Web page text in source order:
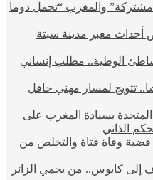
والمغرب “تحمل دوما
أحداث معبر مدينة سبتة
الوطية.. مطلب إنساني
تتويج لمسار مهني حافل
بسيادة المغرب على
الذاتي
أشخاص في قضية وفاة فتاة والتخلص من
إلى كابوس.. من يحمي الزائر